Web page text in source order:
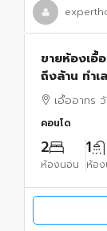
ขายห้องเอื้
ถึงล้าน ทำ
เอื้ออาทร
คอนโด
2
ห้องนอน
1
ห้อง